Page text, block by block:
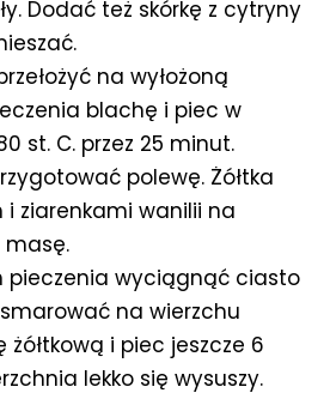
Dodać też skórkę z cytryny
na wyłożoną
blachę i piec w
st. C. przez 25 minut.
polewę. Żółtka
i ziarenkami wanilii na
masę.
pieczenia wyciągnąć ciasto
na wierzchu
i piec jeszcze 6
lekko się wysuszy.